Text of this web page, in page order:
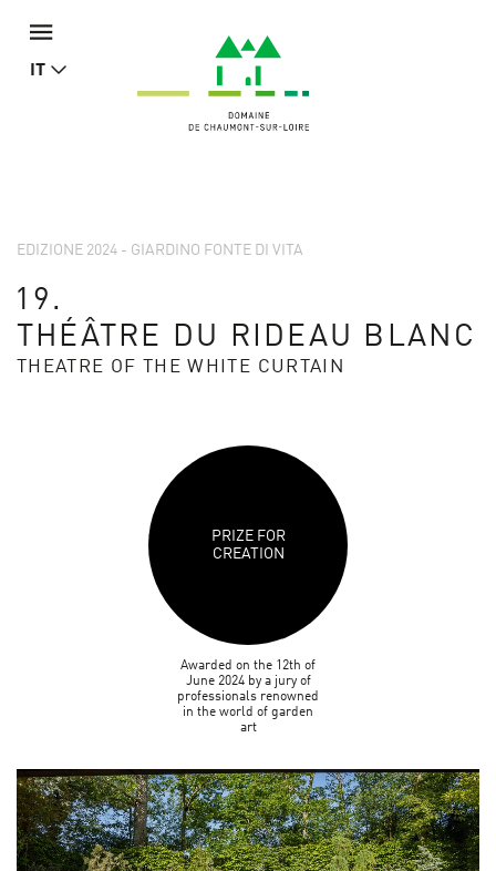
IT
EDIZIONE 2024 - GIARDINO FONTE DI VITA
19.
THÉÂTRE DU RIDEAU BLANC
THEATRE OF THE WHITE CURTAIN
PRIZE FOR
CREATION
Awarded on the 12th of
June 2024 by a jury of
professionals renowned
in the world of garden
art